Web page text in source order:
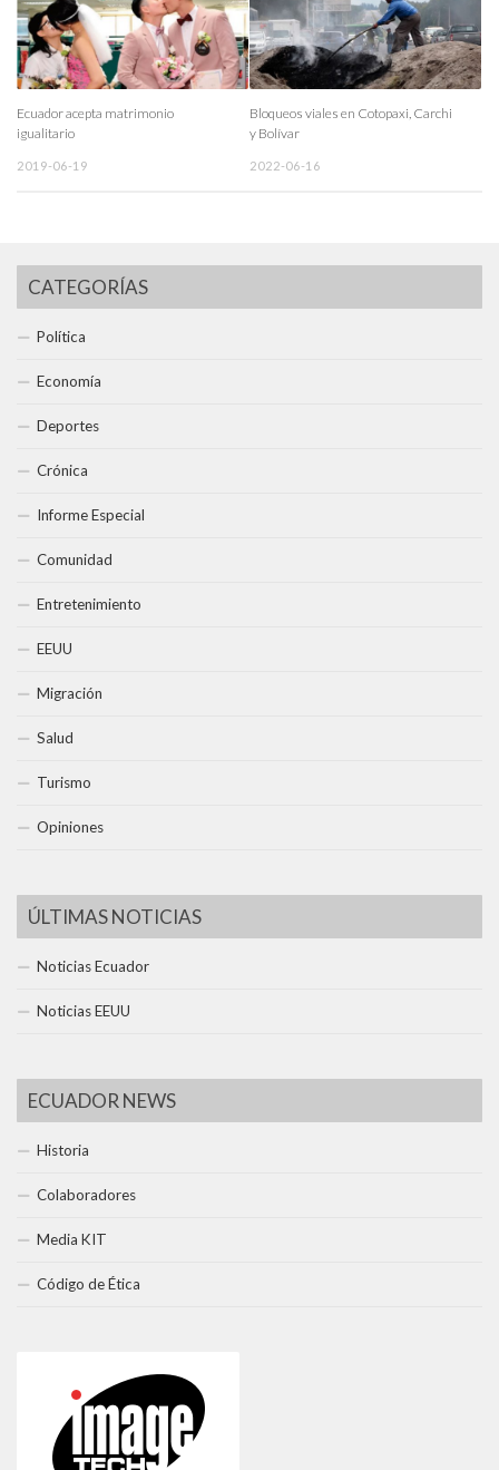
Ecuador acepta matrimonio
igualitario
2019-06-19
Bloqueos viales en Cotopaxi, Carchi
y Bolívar
2022-06-16
CATEGORÍAS
Política
Economía
Deportes
Crónica
Informe Especial
Comunidad
Entretenimiento
EEUU
Migración
Salud
Turismo
Opiniones
ÚLTIMAS NOTICIAS
Noticias Ecuador
Noticias EEUU
ECUADOR NEWS
Historia
Colaboradores
Media KIT
Código de Ética